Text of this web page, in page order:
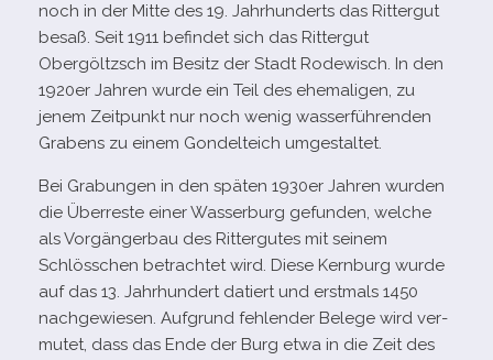
noch in der Mitte des 19. Jahrhunderts das Rittergut
besaß. Seit 1911 befin­det sich das Rittergut
Obergöltzsch im Besitz der Stadt Rodewisch. In den
1920er Jahren wurde ein Teil des ehe­ma­li­gen, zu
jenem Zeitpunkt nur noch wenig was­ser­füh­ren­den
Grabens zu einem Gondelteich umgestaltet.
Bei Grabungen in den spä­ten 1930er Jahren wur­den
die Überreste einer Wasserburg gefun­den, wel­che
als Vorgängerbau des Rittergutes mit sei­nem
Schlösschen betrach­tet wird. Diese Kernburg wurde
auf das 13. Jahrhundert datiert und erst­mals 1450
nach­ge­wie­sen. Aufgrund feh­len­der Belege wird ver­
mu­tet, dass das Ende der Burg etwa in die Zeit des